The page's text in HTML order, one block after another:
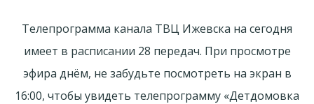
Телепрограмма канала ТВЦ Ижевска на сегодня
имеет в расписании 28 передач. При просмотре
эфира днём, не забудьте посмотреть на экран в
16:00, чтобы увидеть телепрограмму «Детдомовка